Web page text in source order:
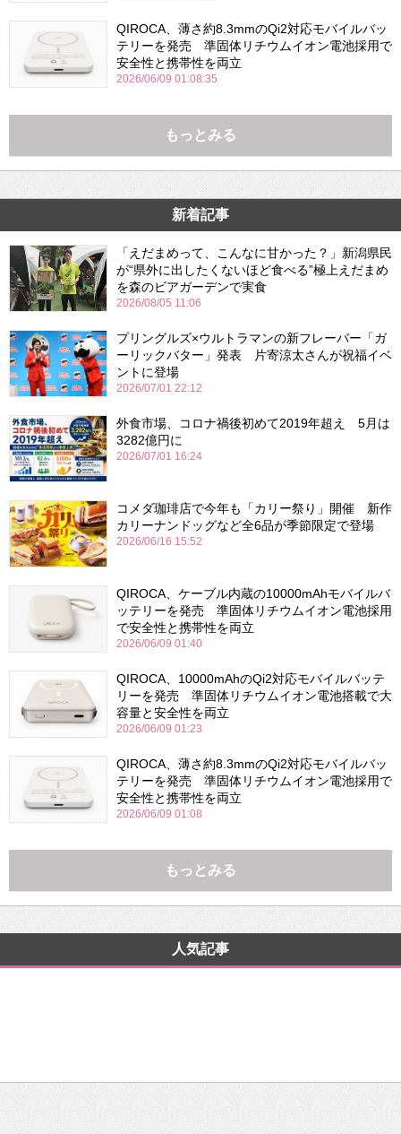
QIROCA、薄さ約8.3mmのQi2対応モバイルバッ
テリーを発売 準固体リチウムイオン電池採用で
安全性と携帯性を両立
2026/06/09 01:08:35
もっとみる
新着記事
「えだまめって、こんなに甘かった？」新潟県民
が“県外に出したくないほど食べる”極上えだまめ
を森のビアガーデンで実食
2026/08/05 11:06
プリングルズ×ウルトラマンの新フレーバー「ガ
ーリックバター」発表 片寄涼太さんが祝福イベ
ントに登場
2026/07/01 22:12
外食市場、コロナ禍後初めて2019年超え 5月は
3282億円に
2026/07/01 16:24
コメダ珈琲店で今年も「カリー祭り」開催 新作
カリーナンドッグなど全6品が季節限定で登場
2026/06/16 15:52
QIROCA、ケーブル内蔵の10000mAhモバイルバ
ッテリーを発売 準固体リチウムイオン電池採用
で安全性と携帯性を両立
2026/06/09 01:40
QIROCA、10000mAhのQi2対応モバイルバッテ
リーを発売 準固体リチウムイオン電池搭載で大
容量と安全性を両立
2026/06/09 01:23
QIROCA、薄さ約8.3mmのQi2対応モバイルバッ
テリーを発売 準固体リチウムイオン電池採用で
安全性と携帯性を両立
2026/06/09 01:08
もっとみる
人気記事